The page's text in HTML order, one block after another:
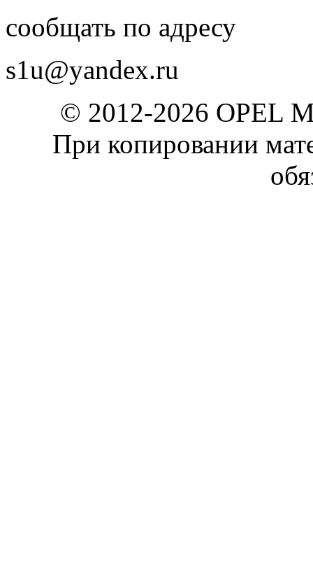
сообщать по адресу
s1u@yandex.ru
© 2012-2026 OPEL
При копировании